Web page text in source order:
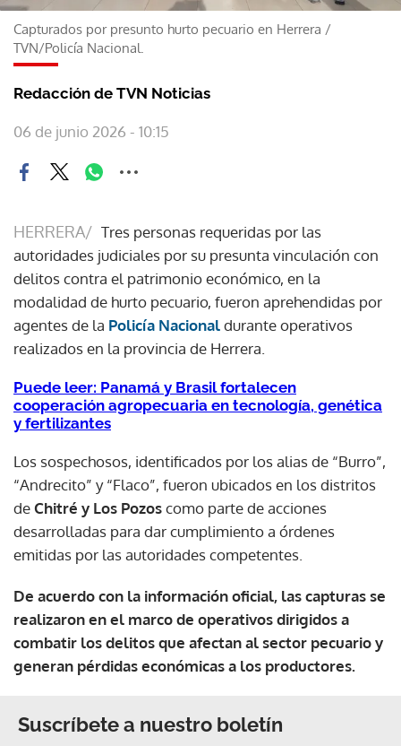
Capturados por presunto hurto pecuario en Herrera /
TVN/Policía Nacional.
Redacción de TVN Noticias
06 de junio 2026 - 10:15
HERRERA/ Tres personas requeridas por las
autoridades judiciales por su presunta vinculación con
delitos contra el patrimonio económico, en la
modalidad de hurto pecuario, fueron aprehendidas por
agentes de la Policía Nacionaldurante operativos
realizados en la provincia de Herrera.
Puede leer: Panamá y Brasil fortalecen
cooperación agropecuaria en tecnología, genética
y fertilizantes
Los sospechosos, identificados por los alias de “Burro”,
“Andrecito” y “Flaco”, fueron ubicados en los distritos
deChitré y Los Pozoscomo parte de acciones
desarrolladas para dar cumplimiento a órdenes
emitidas por las autoridades competentes.
De acuerdo con la información oficial, las capturas se
realizaron en el marco de operativos dirigidos a
combatir los delitos que afectan al sector pecuario y
generan pérdidas económicas a los productores.
Suscríbete a nuestro boletín